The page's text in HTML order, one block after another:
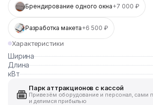
Брендирование одного окна+7 000 ₽
Разработка макета+6 500 ₽
Характеристики
Ширина
Длина
кВт
Парк аттракционов с кассой
Привезём оборудование и персонал, сами
и делимся прибылью